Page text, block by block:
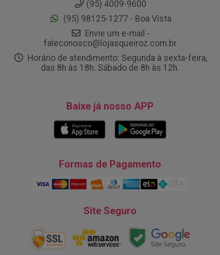
(95) 4009-9600
(95) 98125-1277 - Boa Vista
Envie um e-mail -
faleconosco@lojasqueiroz.com.br
Horário de atendimento: Segunda à sexta-feira,
das 8h às 18h. Sábado de 8h às 12h.
Baixe já nosso APP
Formas de Pagamento
Site Seguro